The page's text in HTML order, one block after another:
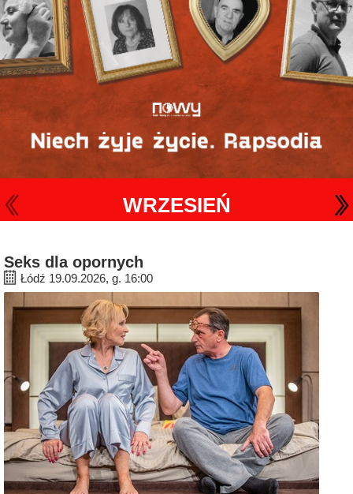
WRZESIEŃ
Seks dla opornych
Łódź 19.09.2026, g. 16:00